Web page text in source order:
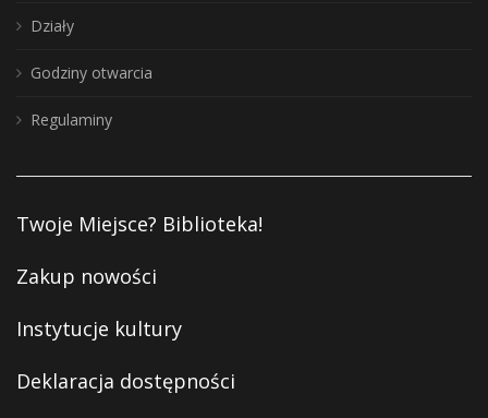
Działy
Godziny otwarcia
Regulaminy
Twoje Miejsce? Biblioteka!
Zakup nowości
Instytucje kultury
Deklaracja dostępności